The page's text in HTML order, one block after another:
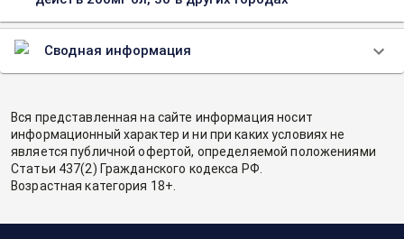
Сводная информация
Вся представленная на сайте информация носит
информационный характер и ни при каких условиях не
является публичной офертой, определяемой положениями
Статьи 437(2) Гражданского кодекса РФ.
Возрастная категория 18+.